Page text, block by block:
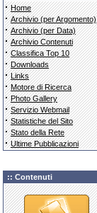
· Home
· Archivio (per Argomento)
· Archivio (per Data)
· Archivio Contenuti
· Classifica Top 10
· Downloads
· Links
· Motore di Ricerca
· Photo Gallery
· Servizio Webmail
· Statistiche del Sito
· Stato della Rete
· Ultime Pubblicazioni
:: Contenuti